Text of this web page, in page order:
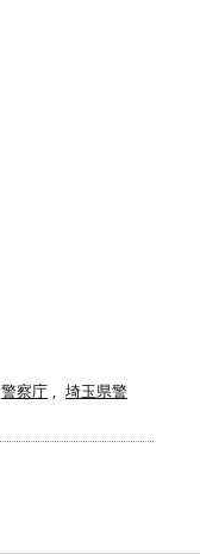
警察庁 , 埼玉県警